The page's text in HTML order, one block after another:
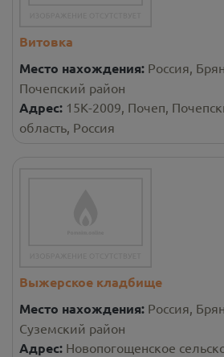
Витовка
Место нахождения: Россия,
Почепский район
Адрес: 15К-2009, Почеп,
область, Россия
Выжерское кладбище
Место нахождения: Россия,
Суземский район
Адрес: Новопогощенское